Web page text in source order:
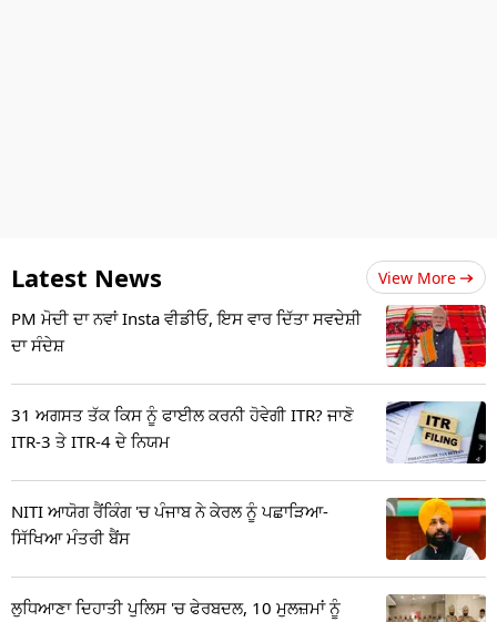
Latest News View More
PM ਮੋਦੀ ਦਾ ਨਵਾਂ Insta ਵੀਡੀਓ, ਇਸ ਵਾਰ ਦਿੱਤਾ ਸਵਦੇਸ਼ੀ
ਦਾ ਸੰਦੇਸ਼
31 ਅਗਸਤ ਤੱਕ ਕਿਸ ਨੂੰ ਫਾਈਲ ਕਰਨੀ ਹੋਵੇਗੀ ITR? ਜਾਣੋ
ITR-3 ਤੇ ITR-4 ਦੇ ਨਿਯਮ
NITI ਆਯੋਗ ਰੈਂਕਿੰਗ 'ਚ ਪੰਜਾਬ ਨੇ ਕੇਰਲ ਨੂੰ ਪਛਾੜਿਆ-
ਸਿੱਖਿਆ ਮੰਤਰੀ ਬੈਂਸ
ਲੁਧਿਆਣਾ ਦਿਹਾਤੀ ਪੁਲਿਸ 'ਚ ਫੇਰਬਦਲ, 10 ਮੁਲਜ਼ਮਾਂ ਨੂੰ